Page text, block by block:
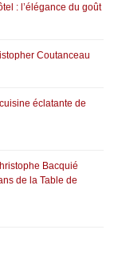
: l’élégance du goût
Coutanceau
éclatante de
Bacquié
de la Table de